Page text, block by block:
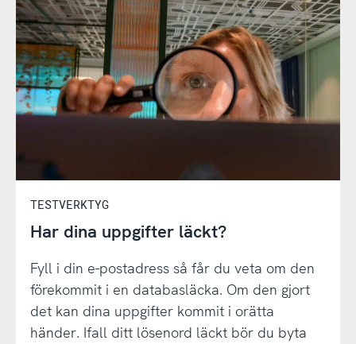
TESTVERKTYG
Har dina uppgifter läckt?
Fyll i din e-postadress så får du veta om den
förekommit i en databasläcka. Om den gjort
det kan dina uppgifter kommit i orätta
händer. Ifall ditt lösenord läckt bör du byta